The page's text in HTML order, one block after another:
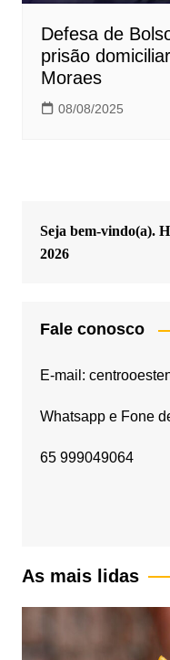
Defesa de
prisão
Moraes
08/08/2025
Seja bem-vindo(a).
2026
Fale conosco
E-mail:
Whatsapp e Fone
65 999049064
As mais lidas